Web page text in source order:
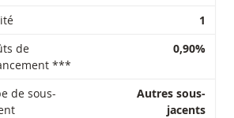
1
de
***
0,90%
de sous-
Autres sous-
jacents